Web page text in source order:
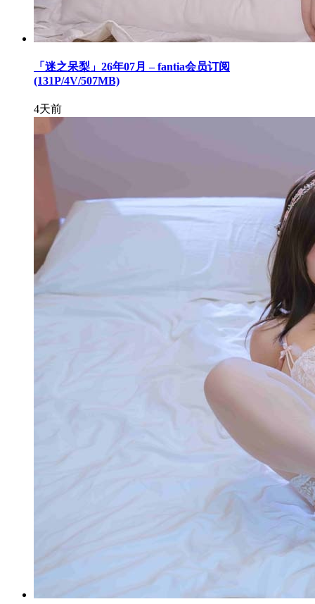
「迷之呆梨」26年07月 – fantia会员订阅
(131P/4V/507MB)
4天前